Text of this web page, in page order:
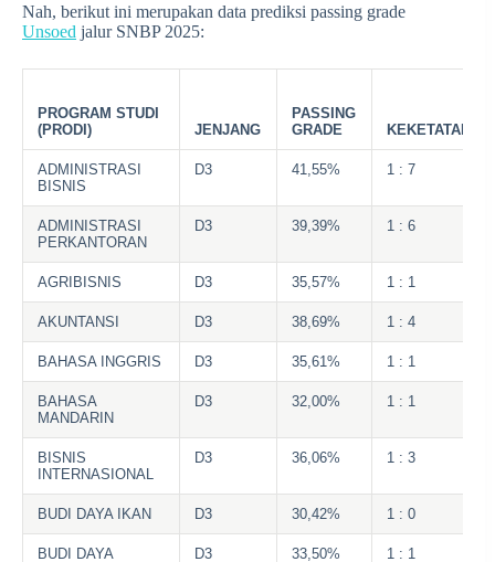
Nah, berikut ini merupakan data prediksi passing grade
Unsoed jalur SNBP 2025:
PROGRAM STUDI
(PRODI)
JENJANG
PASSING
GRADE
KEKETATAN
ADMINISTRASI
BISNIS
D3 41,55% 1 : 7
ADMINISTRASI
PERKANTORAN
D3 39,39% 1 : 6
AGRIBISNIS D3 35,57% 1 : 1
AKUNTANSI D3 38,69% 1 : 4
BAHASA INGGRIS D3 35,61% 1 : 1
BAHASA
MANDARIN
D3 32,00% 1 : 1
BISNIS
INTERNASIONAL
D3 36,06% 1 : 3
BUDI DAYA IKAN D3 30,42% 1 : 0
BUDI DAYA
D3 33,50% 1 : 1